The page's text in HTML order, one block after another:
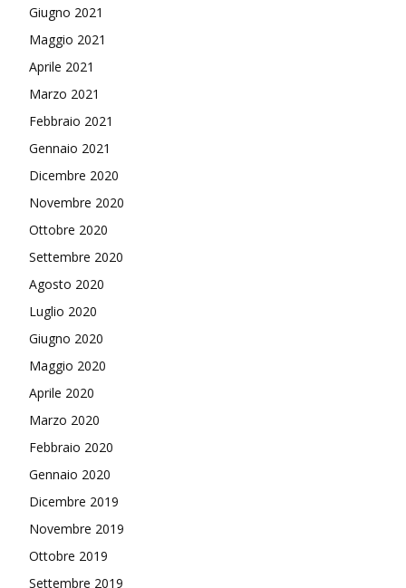
Giugno 2021
Maggio 2021
Aprile 2021
Marzo 2021
Febbraio 2021
Gennaio 2021
Dicembre 2020
Novembre 2020
Ottobre 2020
Settembre 2020
Agosto 2020
Luglio 2020
Giugno 2020
Maggio 2020
Aprile 2020
Marzo 2020
Febbraio 2020
Gennaio 2020
Dicembre 2019
Novembre 2019
Ottobre 2019
Settembre 2019